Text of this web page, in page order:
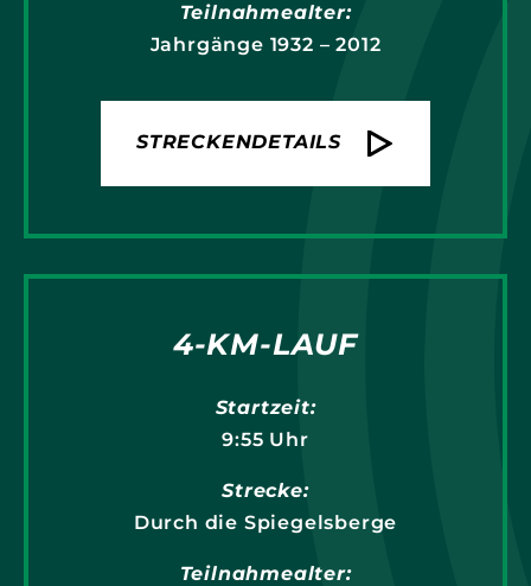
Teilnahmealter:
Jahrgänge 1932 – 2012
STRECKENDETAILS
4-KM-LAUF
Startzeit:
9:55 Uhr
Strecke:
Durch die Spiegelsberge
Teilnahmealter: